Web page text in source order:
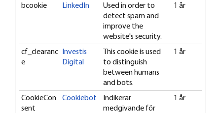
bcookie LinkedIn
Used in order to
detect spam and
improve the
website's security.
1 år
cf_clearanc
e
Investis
Digital
This cookie is used
to distinguish
between humans
and bots.
1 år
CookieCon
sent
Cookiebot
Indikerar
medgivande för
1 år